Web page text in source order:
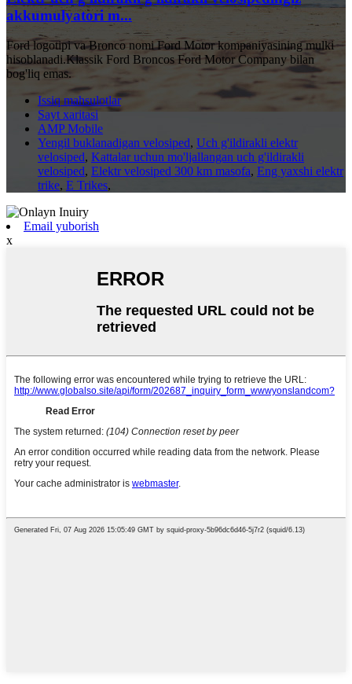
akkumulyatori m...
Ford logotipi va Bronco nomi Ford Motor kompaniyasining mulki
hisoblanadi.Klassik Ford Broncos Ford Motor Company bilan
bog'liq emas.
Issiq mahsulotlar
Sayt xaritasi
AMP Mobile
Yengil buklanadigan velosiped, Uch g'ildirakli elektr
velosiped, Kattalar uchun mo'ljallangan uch g'ildirakli
velosiped, Elektr velosiped 300 km masofa, Eng yaxshi elektr
trike, E Trikes,
Email yuborish
x